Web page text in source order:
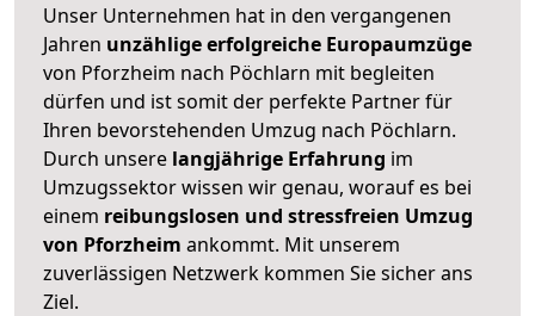
Unser Unternehmen hat in den vergangenen
Jahren unzählige erfolgreiche Europaumzüge
von Pforzheim nach Pöchlarn mit begleiten
dürfen und ist somit der perfekte Partner für
Ihren bevorstehenden Umzug nach Pöchlarn.
Durch unsere langjährige Erfahrung im
Umzugssektor wissen wir genau, worauf es bei
einem reibungslosen und stressfreien Umzug
von Pforzheim ankommt. Mit unserem
zuverlässigen Netzwerk kommen Sie sicher ans
Ziel.